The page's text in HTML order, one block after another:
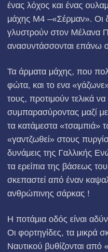
ένας λόχος και ένας
μάχης M4 –«Σέρμαν». Οι
γλυστρούν στον Μέλανα
ανασυντάσσονται επάνω
Τα άρματα μάχης, που
φώτα, και το ενα
τους, προτιμούν τελικά
συμπαρασύροντας μαζί
τα κατάμεστα «τσαμπιά»
«γαντζωθεί» στους
δυνάμεις της Γαλλικής
τα ερείπια της βάσεως
σκεπαστεί από έναν
ανθρώπινης σάρκας !
Η ποτάμια οδός είναι
Οι φορτηγίδες, τα μικρά
Ναυτικού βυθίζονται